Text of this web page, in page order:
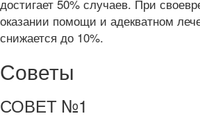
достигает 50% случаев. При
оказании помощи и адекватном
снижается до 10%.
Советы
СОВЕТ №1